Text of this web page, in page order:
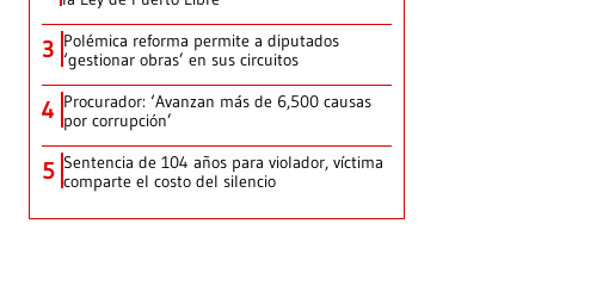
3 Polémica reforma permite a diputados
‘gestionar obras’ en sus circuitos
4 Procurador: ‘Avanzan más de 6,500 causas
por corrupción’
5 Sentencia de 104 años para violador, víctima
comparte el costo del silencio